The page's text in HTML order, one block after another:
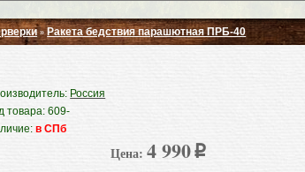
»Ракета бедствия парашютная ПРБ-40
Россия
товара: 609-
в СПб
Цена: 4 990p